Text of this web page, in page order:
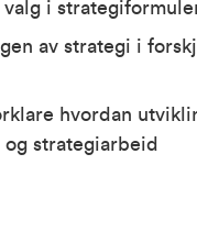
valg i
av strategi i
hvordan
strategiarbeid